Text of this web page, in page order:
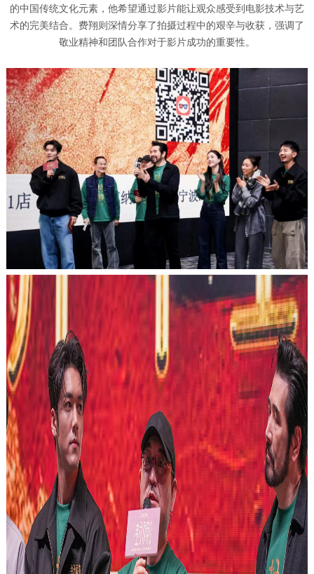
的中国传统文化元素，他希望通过影片能让观众感受到电影技术与艺
术的完美结合。费翔则深情分享了拍摄过程中的艰辛与收获，强调了
敬业精神和团队合作对于影片成功的重要性。